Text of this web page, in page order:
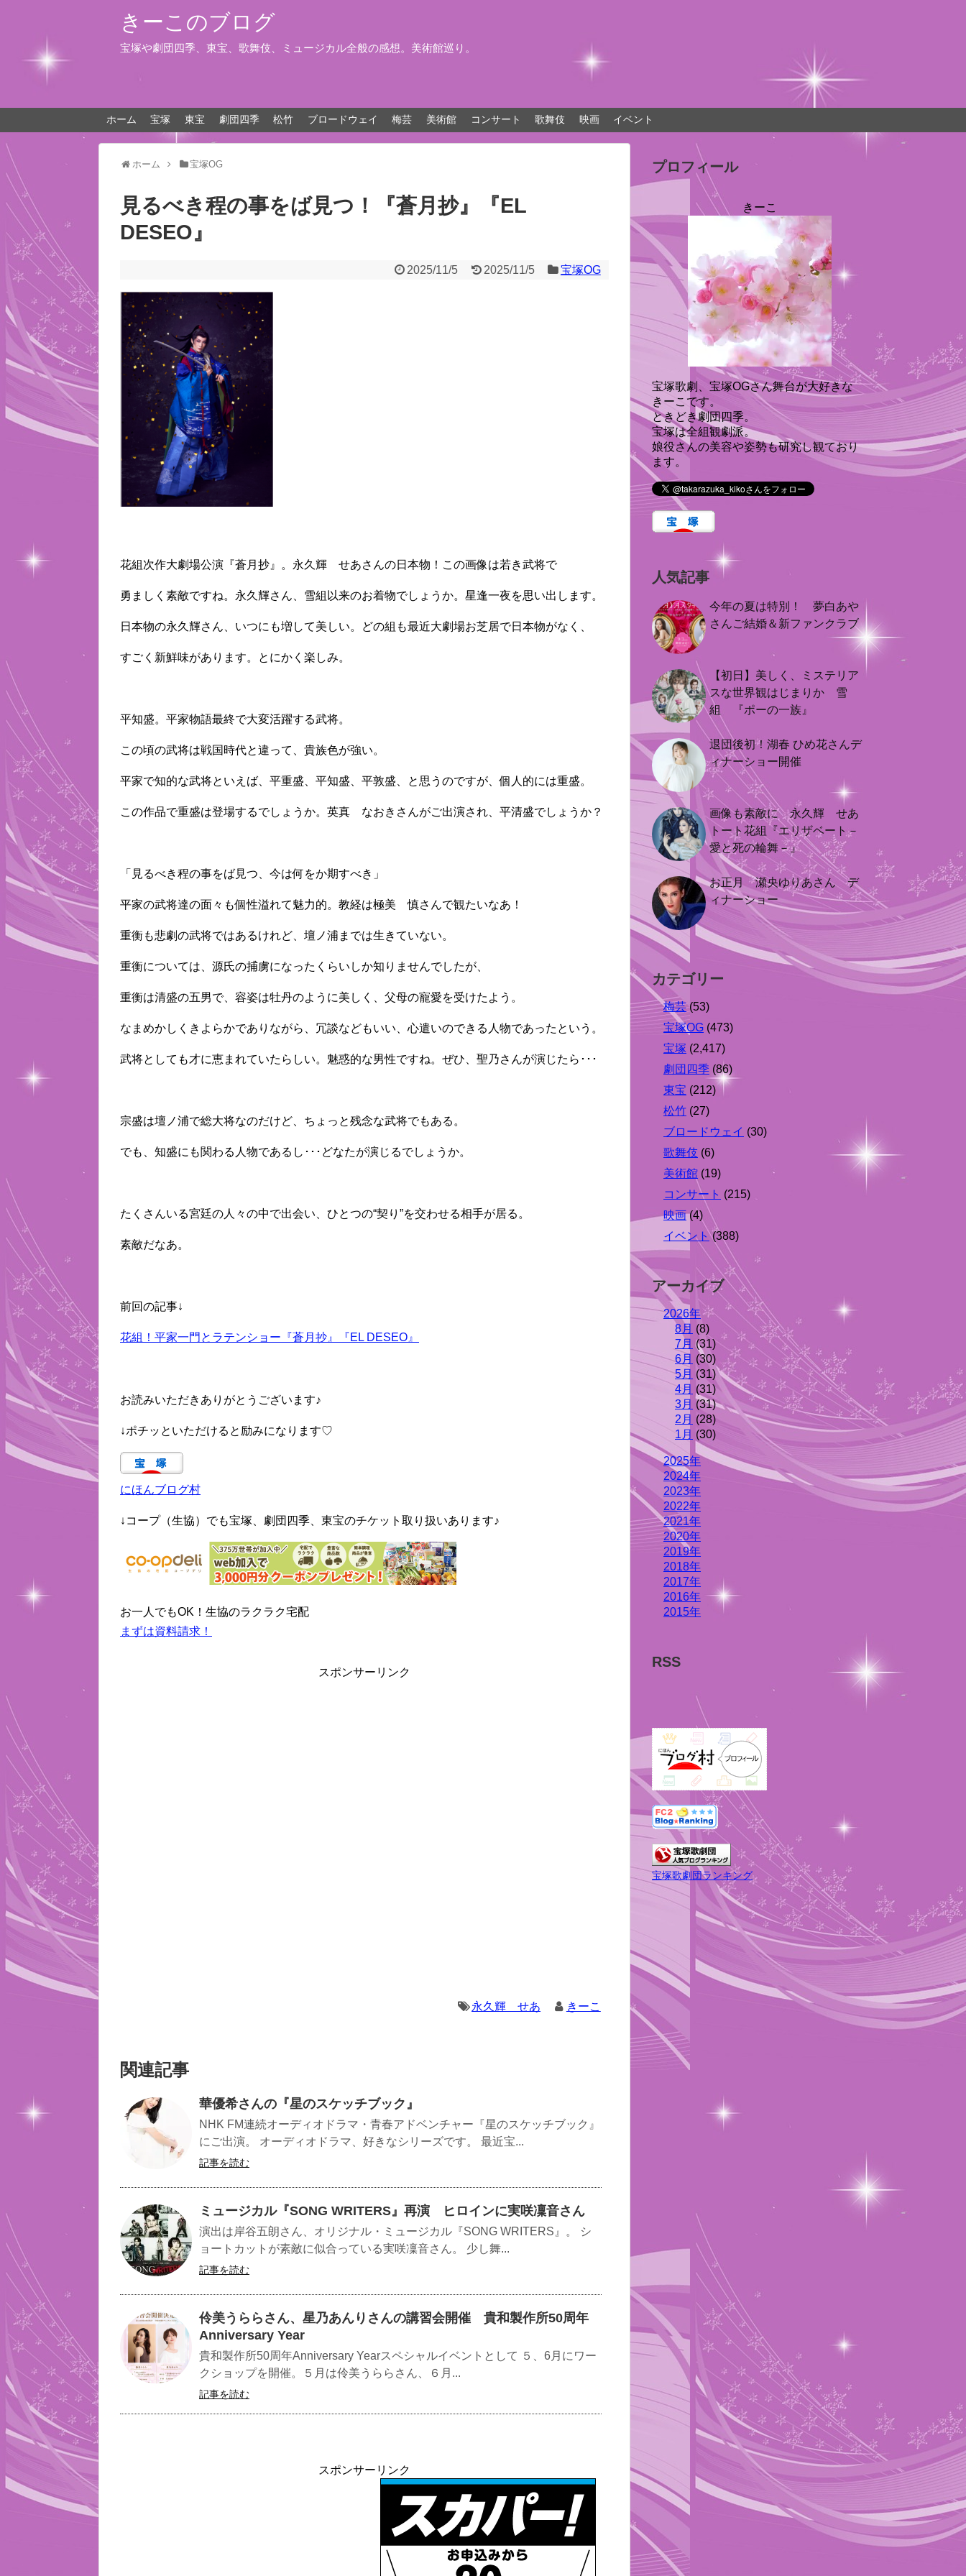
きーこのブログ
宝塚や劇団四季、東宝、歌舞伎、ミュージカル全般の感想。美術館巡り。
ホーム 宝塚 東宝 劇団四季 松竹 ブロードウェイ 梅芸 美術館 コンサート 歌舞伎 映画 イベント
ホーム 宝塚OG
見るべき程の事をば見つ！『蒼月抄』『EL
DESEO』
2025/11/5 2025/11/5 宝塚OG
花組次作大劇場公演『蒼月抄』。永久輝 せあさんの日本物！この画像は若き武将で
勇ましく素敵ですね。永久輝さん、雪組以来のお着物でしょうか。星逢一夜を思い出します。
日本物の永久輝さん、いつにも増して美しい。どの組も最近大劇場お芝居で日本物がなく、
すごく新鮮味があります。とにかく楽しみ。
平知盛。平家物語最終で大変活躍する武将。
この頃の武将は戦国時代と違って、貴族色が強い。
平家で知的な武将といえば、平重盛、平知盛、平敦盛、と思うのですが、個人的には重盛。
この作品で重盛は登場するでしょうか。英真 なおきさんがご出演され、平清盛でしょうか？
「見るべき程の事をば見つ、今は何をか期すべき」
平家の武将達の面々も個性溢れて魅力的。教経は極美 慎さんで観たいなあ！
重衡も悲劇の武将ではあるけれど、壇ノ浦までは生きていない。
重衡については、源氏の捕虜になったくらいしか知りませんでしたが、
重衡は清盛の五男で、容姿は牡丹のように美しく、父母の寵愛を受けたよう。
なまめかしくきよらかでありながら、冗談などもいい、心遣いのできる人物であったという。
武将としても才に恵まれていたらしい。魅惑的な男性ですね。ぜひ、聖乃さんが演じたら･･･
宗盛は壇ノ浦で総大将なのだけど、ちょっと残念な武将でもある。
でも、知盛にも関わる人物であるし･･･どなたが演じるでしょうか。
たくさんいる宮廷の人々の中で出会い、ひとつの“契り”を交わせる相手が居る。
素敵だなあ。
前回の記事↓
花組！平家一門とラテンショー『蒼月抄』『EL DESEO』
お読みいただきありがとうございます♪
↓ポチッといただけると励みになります♡
にほんブログ村
↓コープ（生協）でも宝塚、劇団四季、東宝のチケット取り扱いあります♪
お一人でもOK！生協のラクラク宅配
まずは資料請求！
スポンサーリンク
永久輝 せあ きーこ
関連記事
華優希さんの『星のスケッチブック』
NHK FM連続オーディオドラマ・青春アドベンチャー『星のスケッチブック』
にご出演。 オーディオドラマ、好きなシリーズです。 最近宝...
記事を読む
ミュージカル『SONG WRITERS』再演 ヒロインに実咲凜音さん
演出は岸谷五朗さん、オリジナル・ミュージカル『SONG WRITERS』。 シ
ョートカットが素敵に似合っている実咲凜音さん。 少し舞...
記事を読む
伶美うららさん、星乃あんりさんの講習会開催 貴和製作所50周年
Anniversary Year
貴和製作所50周年Anniversary Yearスペシャルイベントとして ５、6月にワー
クショップを開催。５月は伶美うららさん、６月...
記事を読む
スポンサーリンク
プロフィール
きーこ
宝塚歌劇、宝塚OGさん舞台が大好きな
きーこです。
ときどき劇団四季。
宝塚は全組観劇派。
娘役さんの美容や姿勢も研究し観ており
ます。
人気記事
今年の夏は特別！ 夢白あや
さんご結婚＆新ファンクラブ
【初日】美しく、ミステリア
スな世界観はじまりか 雪
組 『ポーの一族』
退団後初！湖春 ひめ花さんデ
ィナーショー開催
画像も素敵に 永久輝 せあ
トート花組『エリザベート－
愛と死の輪舞－』
お正月 瀬央ゆりあさん デ
ィナーショー
カテゴリー
梅芸(53)
宝塚OG (473)
宝塚 (2,417)
劇団四季 (86)
東宝 (212)
松竹 (27)
ブロードウェイ (30)
歌舞伎 (6)
美術館 (19)
コンサート (215)
映画(4)
イベント(388)
アーカイブ
2026年
8月 (8)
7月 (31)
6月 (30)
5月 (31)
4月 (31)
3月 (31)
2月 (28)
1月 (30)
2025年
2024年
2023年
2022年
2021年
2020年
2019年
2018年
2017年
2016年
2015年
RSS
宝塚歌劇団ランキング